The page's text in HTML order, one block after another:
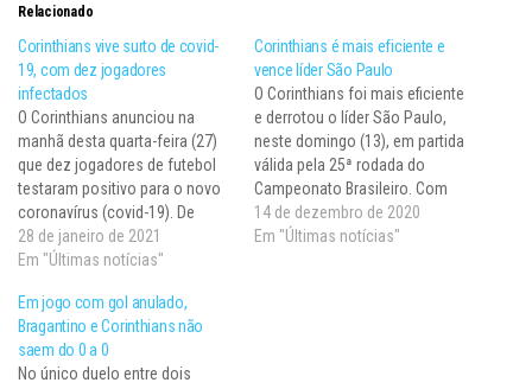
Relacionado
Corinthians vive surto de covid-
19, com dez jogadores
infectados
O Corinthians anunciou na
manhã desta quarta-feira (27)
que dez jogadores de futebol
testaram positivo para o novo
coronavírus (covid-19). De
acordo com a nota do
departamento médico, todos
assintomáticos e já iniciaram o
período de isolamento. Entre
os contaminados, estão
Ramiro, Luan e Everaldo, que
28 de janeiro de 2021
Em "Últimas notícias"
Corinthians é mais eficiente e
vence líder São Paulo
O Corinthians foi mais eficiente
e derrotou o líder São Paulo,
neste domingo (13), em partida
válida pela 25ª rodada do
Campeonato Brasileiro. Com
este resultado, o Timão
encerrou uma invencibilidade
14 de dezembro de 2020
Em "Últimas notícias"
Em jogo com gol anulado,
Bragantino e Corinthians não
saem do 0 a 0
No único duelo entre dois